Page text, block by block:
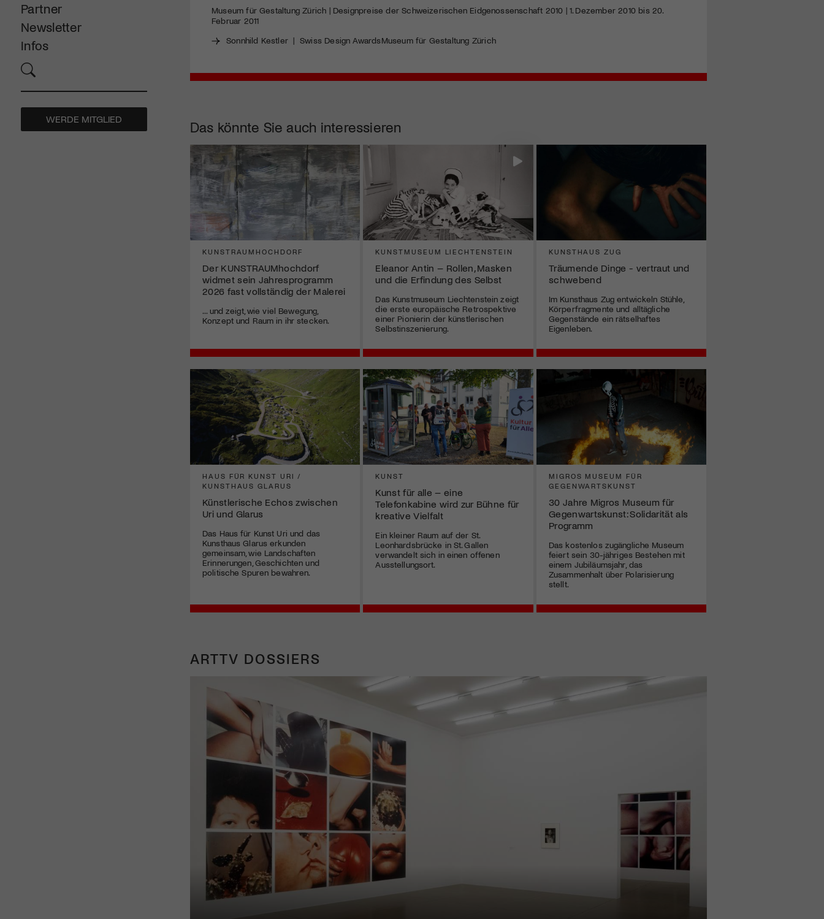
Partner
Newsletter
Infos
WERDE MITGLIED
Museum für Gestaltung Zürich | Designpreise der Schweizerischen Eidgenossenschaft 2010 | 1. Dezember 2010 bis 20.
Februar 2011
Sonnhild Kestler | Swiss Design AwardsMuseum für Gestaltung Zürich
Das könnte Sie auch interessieren
KUNSTRAUMHOCHDORF
Der KUNSTRAUMhochdorf
widmet sein Jahresprogramm
2026 fast vollständig der Malerei
... und zeigt, wie viel Bewegung,
Konzept und Raum in ihr stecken.
KUNSTMUSEUM LIECHTENSTEIN
Eleanor Antin – Rollen, Masken
und die Erfindung des Selbst
Das Kunstmuseum Liechtenstein zeigt
die erste europäische Retrospektive
einer Pionierin der künstlerischen
Selbstinszenierung.
KUNSTHAUS ZUG
Träumende Dinge - vertraut und
schwebend
Im Kunsthaus Zug entwickeln Stühle,
Körperfragmente und alltägliche
Gegenstände ein rätselhaftes
Eigenleben.
HAUS FÜR KUNST URI /
KUNSTHAUS GLARUS
Künstlerische Echos zwischen
Uri und Glarus
Das Haus für Kunst Uri und das
Kunsthaus Glarus erkunden
gemeinsam, wie Landschaften
Erinnerungen, Geschichten und
politische Spuren bewahren.
KUNST
Kunst für alle – eine
Telefonkabine wird zur Bühne für
kreative Vielfalt
Ein kleiner Raum auf der St.
Leonhardsbrücke in St. Gallen
verwandelt sich in einen offenen
Ausstellungsort.
MIGROS MUSEUM FÜR
GEGENWARTSKUNST
30 Jahre Migros Museum für
Gegenwartskunst: Solidarität als
Programm
Das kostenlos zugängliche Museum
feiert sein 30-jähriges Bestehen mit
einem Jubiläumsjahr, das
Zusammenhalt über Polarisierung
stellt.
ARTTV DOSSIERS